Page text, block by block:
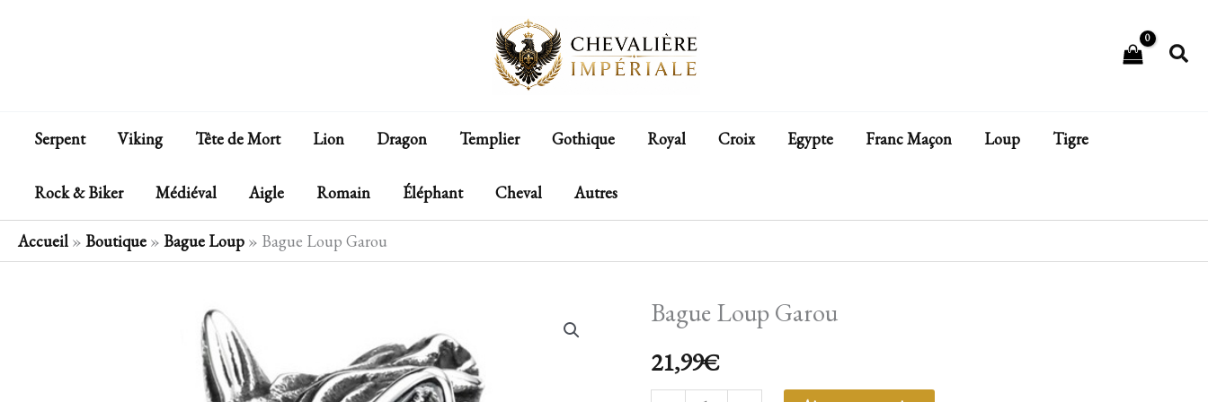
Serpent Viking Tête de Mort Lion Dragon Templier Gothique Royal Croix Egypte Franc Maçon Loup Tigre
Rock & Biker Médiéval Aigle Romain Éléphant Cheval Autres
Accueil » Boutique » Bague Loup » Bague Loup Garou
Bague Loup Garou
21,99€
quantité
Bague